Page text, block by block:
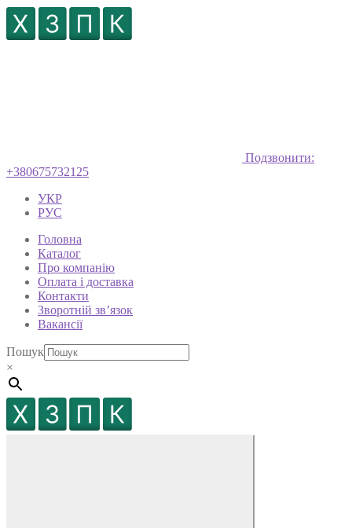
Подзвонити:
+380675732125
УКР
РУС
Головна
Каталог
Про компанію
Оплата і доставка
Контакти
Зворотній зв’язок
Вакансії
Пошук
×